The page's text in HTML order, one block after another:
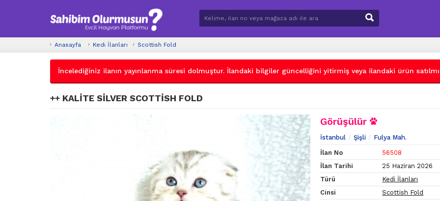
Anasayfa Kedi İlanları Scottish Fold
İncelediğiniz ilanın yayınlanma süresi dolmuştur. İlandaki bilgiler güncelliğini yitirmiş veya ilandaki ürün
++ KALİTE SİLVER SCOTTİSH FOLD
Görüşülür
İstanbul Şişli Fulya Mah.
İlan No
56508
İlan Tarihi
25 Haziran 2026
Türü
Kedi İlanları
Cinsi
Scottish Fold